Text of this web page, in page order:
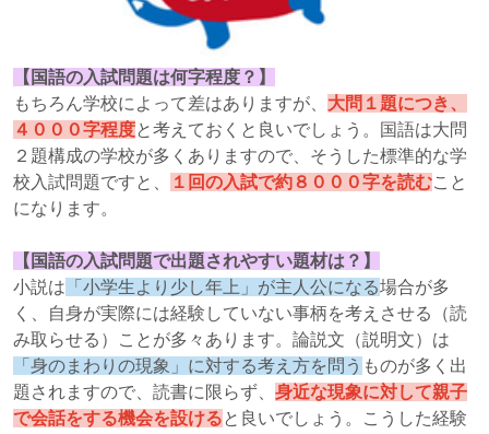
【国語の入試問題は何字程度？】
もちろん学校によって差はありますが、 大問１題につき、
４０００字程度と考えておくと良いでしょう。国語は大問
２題構成の学校が多くありますので、そうした標準的な学
校入試問題ですと、
１回の入試で約８０００字を読むこと
になります。
【国語の入試問題で出題されやすい題材は？】
小説は 「小学生より少し年上」が主人公になる場合が多
く、自身が実際には経験していない事柄を考えさせる（読
み取らせる）ことが多々あります。論説文（説明文）は
「身のまわりの現象」に対する考え方を問う ものが多く出
題されますので、読書に限らず、 身近な現象に対して親子
で会話をする機会を設けると良いでしょう。こうした経験